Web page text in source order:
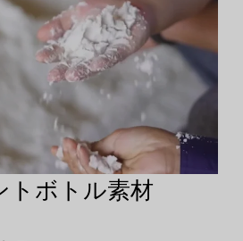
トボトル素材